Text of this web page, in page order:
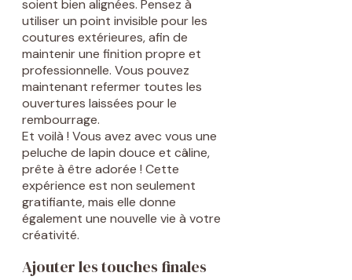
soient bien alignées. Pensez à
utiliser un point invisible pour les
coutures extérieures, afin de
maintenir une finition propre et
professionnelle. Vous pouvez
maintenant refermer toutes les
ouvertures laissées pour le
rembourrage.
Et voilà ! Vous avez avec vous une
peluche de lapin douce et câline,
prête à être adorée ! Cette
expérience est non seulement
gratifiante, mais elle donne
également une nouvelle vie à votre
créativité.
Ajouter les touches finales